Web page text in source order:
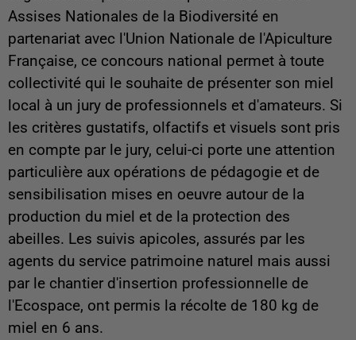
Assises Nationales de la Biodiversité en
partenariat avec l'Union Nationale de l'Apiculture
Française, ce concours national permet à toute
collectivité qui le souhaite de présenter son miel
local à un jury de professionnels et d'amateurs. Si
les critères gustatifs, olfactifs et visuels sont pris
en compte par le jury, celui-ci porte une attention
particulière aux opérations de pédagogie et de
sensibilisation mises en oeuvre autour de la
production du miel et de la protection des
abeilles. Les suivis apicoles, assurés par les
agents du service patrimoine naturel mais aussi
par le chantier d'insertion professionnelle de
l'Ecospace, ont permis la récolte de 180 kg de
miel en 6 ans.